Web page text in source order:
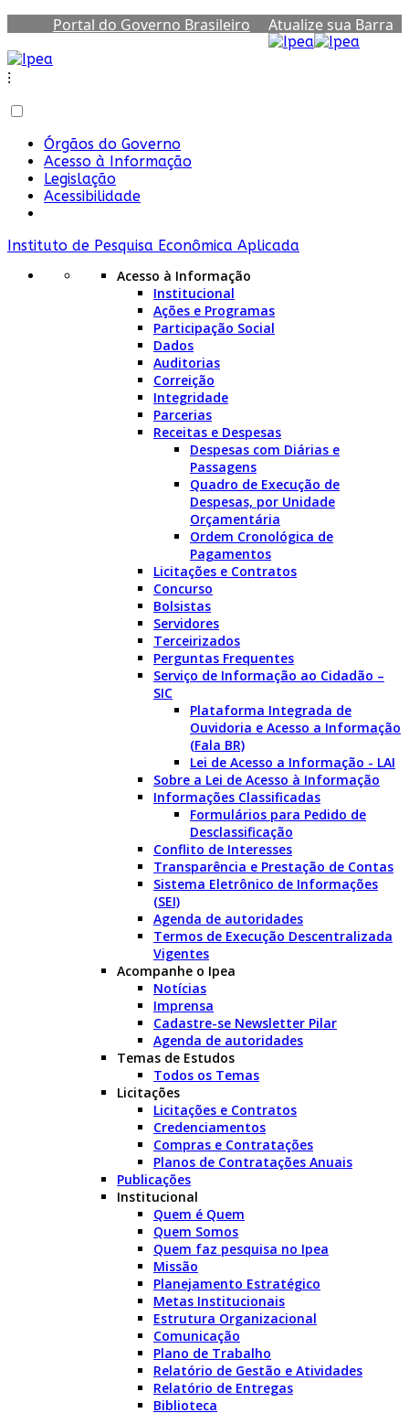
Portal do Governo Brasileiro
Atualize sua Barra
⁝
Órgãos do Governo
Acesso à Informação
Legislação
Acessibilidade
Instituto de Pesquisa Econômica Aplicada
Acesso à Informação
Institucional
Ações e Programas
Participação Social
Dados
Auditorias
Correição
Integridade
Parcerias
Receitas e Despesas
Despesas com Diárias e
Passagens
Quadro de Execução de
Despesas, por Unidade
Orçamentária
Ordem Cronológica de
Pagamentos
Licitações e Contratos
Concurso
Bolsistas
Servidores
Terceirizados
Perguntas Frequentes
Serviço de Informação ao Cidadão –
SIC
Plataforma Integrada de
Ouvidoria e Acesso a Informação
(Fala BR)
Lei de Acesso a Informação - LAI
Sobre a Lei de Acesso à Informação
Informações Classificadas
Formulários para Pedido de
Desclassificação
Conflito de Interesses
Transparência e Prestação de Contas
Sistema Eletrônico de Informações
(SEI)
Agenda de autoridades
Termos de Execução Descentralizada
Vigentes
Acompanhe o Ipea
Notícias
Imprensa
Cadastre-se Newsletter Pilar
Agenda de autoridades
Temas de Estudos
Todos os Temas
Licitações
Licitações e Contratos
Credenciamentos
Compras e Contratações
Planos de Contratações Anuais
Publicações
Institucional
Quem é Quem
Quem Somos
Quem faz pesquisa no Ipea
Missão
Planejamento Estratégico
Metas Institucionais
Estrutura Organizacional
Comunicação
Plano de Trabalho
Relatório de Gestão e Atividades
Relatório de Entregas
Biblioteca